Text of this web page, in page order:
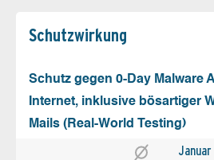
Schutz­wirkung
Schutz gegen 0-Day Malware
Internet, inklusive bösartiger
Mails (Real-World Testing)
Januar